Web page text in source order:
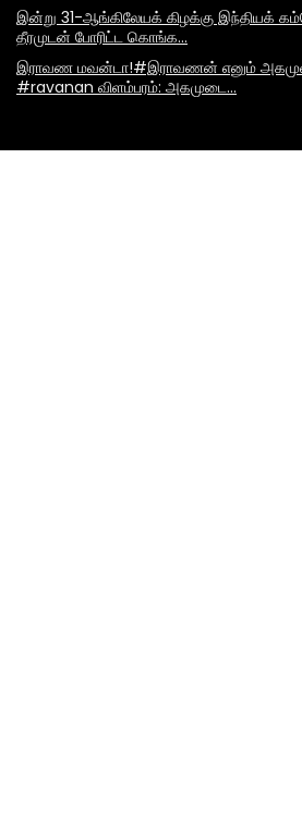
இன்று 31-ஆங்கிலேயக் கிழக்கு இந்தியக்
தீரமுடன் போரிட்ட கொங்க…
இராவண மவன்டா!#இராவணன் எனும்
#ravanan விளம்பரம்: அகமுடை…